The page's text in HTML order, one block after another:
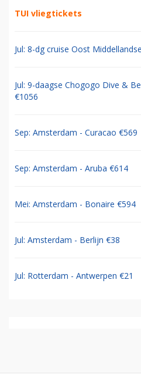
TUI vliegtickets
Jul: 8-dg cruise Oost
Jul: 9-daagse Chogogo Dive &
€1056
Sep: Amsterdam - Curacao €569
Sep: Amsterdam - Aruba €614
Mei: Amsterdam - Bonaire €594
Jul: Amsterdam - Berlijn €38
Jul: Rotterdam - Antwerpen €21